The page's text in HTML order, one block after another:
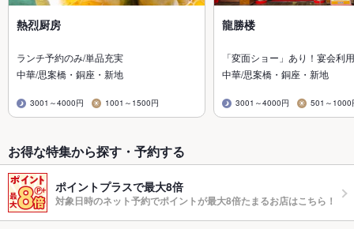
熱烈厨房
ランチ予約のみ/単品充実
中華/思案橋・銅座・新地
3001～4000円 1001～1500円
龍勝楼
「変面ショー」あり！宴会利
中華/思案橋・銅座・新地
3001～4000円 501～1000
お得な特集から探す・予約する
ポイントプラスで最大8倍
対象日時のネット予約でポイントが最大8倍たまるお店はこちら！